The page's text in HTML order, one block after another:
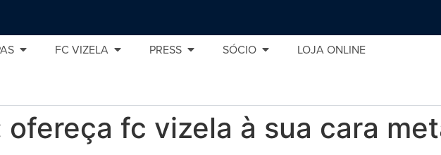
FC VIZELA PRESS SÓCIO LOJA ONLINE
ofereça fc vizela à sua cara